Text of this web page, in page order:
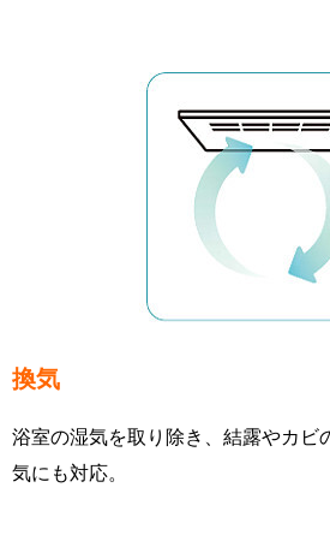
換気
浴室の湿気を取り除き、結露やカビ
気にも対応。